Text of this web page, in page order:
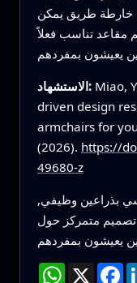
خارطة طريق يمكن
مقاعد تناسب فعلاً
الاستشهاد: Miao,
driven design
armchairs for
(2026). https://
49680-z
بذراعين وظيفي,
متمركز حول
يعيشون بمفردهم
WhatsApp
X